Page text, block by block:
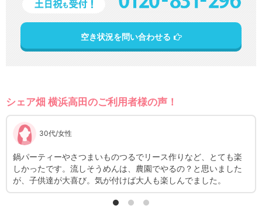
空き状況を問い合わせる
シェア畑 横浜高田のご利用者様の声！
30代/女性
鍋パーティーやさつまいものつるでリース作りなど、とても楽
しかったです。流しそうめんは、農園でやるの？と思いました
が、子供達が大喜び。気が付けば大人も楽しんでました。